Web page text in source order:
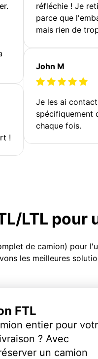
!
réfléchie ! Je
parce que
mais rien de
John M
Je les ai
spécifiquement
chaque fois.
LTL
de camion) pour
les meilleures
FTL
entier pour
? Avec
un camion